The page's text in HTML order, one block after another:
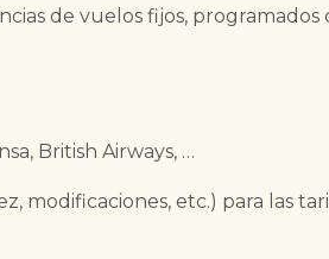
de vuelos fijos,
British Airways, …
modificaciones, etc.) para las